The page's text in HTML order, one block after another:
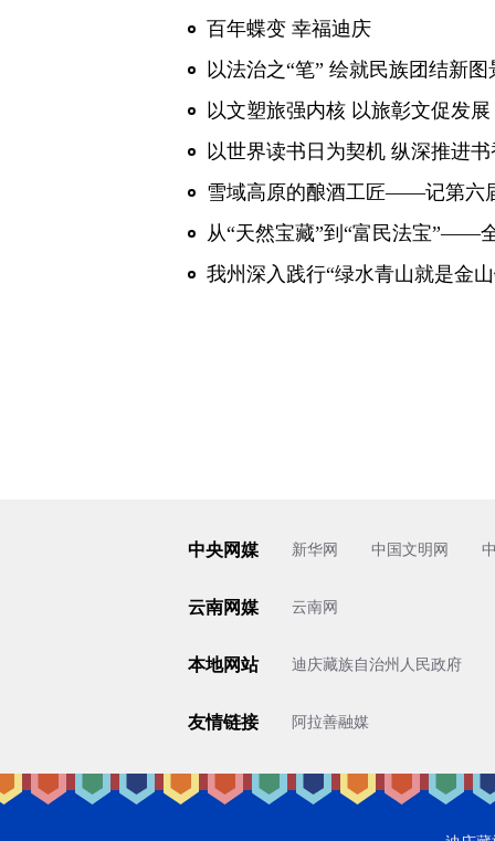
百年蝶变 幸福迪庆
以文塑旅强内核 以旅彰文促发展
以世界读书日为契机 纵深推进
雪域高原的酿酒工匠——记第六
从“天然宝藏”到“富民法宝”——
中央网媒 新华网 中国文明网
云南网媒 云南网
本地网站 迪庆藏族自治州人民政府
友情链接 阿拉善融媒